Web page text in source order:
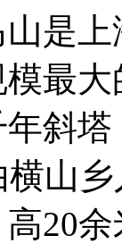
是
最
斜
山
20